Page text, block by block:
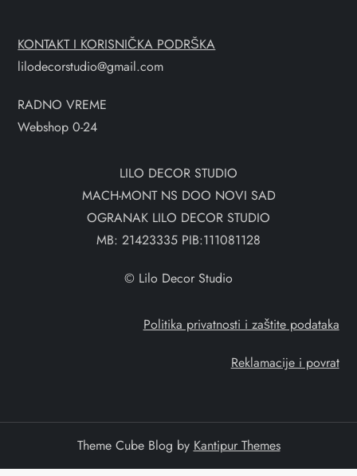
KONTAKT I KORISNIČKA PODRŠKA
lilodecorstudio@gmail.com
RADNO VREME
Webshop 0-24
LILO DECOR STUDIO
MACH-MONT NS DOO NOVI SAD
OGRANAK LILO DECOR STUDIO
MB: 21423335 PIB:111081128
© Lilo Decor Studio
Politika privatnosti i zaštite podataka
Reklamacije i povrat
Theme Cube Blog by Kantipur Themes